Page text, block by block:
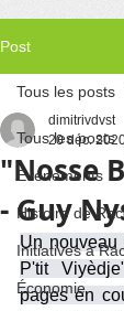
Post
Tous les posts
Événements
Histoire de
Initiatives à
Économie
Tous les posts
"Nosse
- Guy
dimitrivdvst
20 déc.
Un nouveau
P'tit
pages en